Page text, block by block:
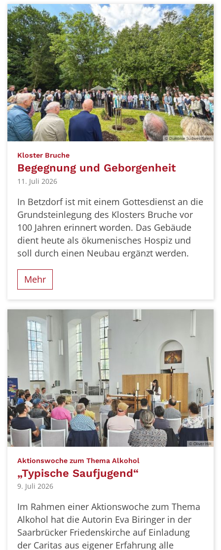
© Diakonie Südwestfalen
Kloster Bruche:
Begegnung und Geborgenheit
11. Juli 2026
In Betzdorf ist mit einem Gottesdienst an die
Grundsteinlegung des Klosters Bruche vor
100 Jahren erinnert worden. Das Gebäude
dient heute als ökumenisches Hospiz und
soll durch einen Neubau ergänzt werden.
Mehr
© Oliver Hilt
Aktionswoche zum Thema Alkohol
„Typische Saufjugend“
9. Juli 2026
Im Rahmen einer Aktionswoche zum Thema
Alkohol hat die Autorin Eva Biringer in der
Saarbrücker Friedenskirche auf Einladung
der Caritas aus eigener Erfahrung alle